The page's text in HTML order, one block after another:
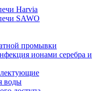
Harvia
SAWO
промывки
ионами серебра и
воды